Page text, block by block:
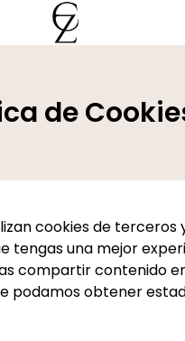
de
cookies de terceros
tengas una mejor
compartir contenido
podamos obtener